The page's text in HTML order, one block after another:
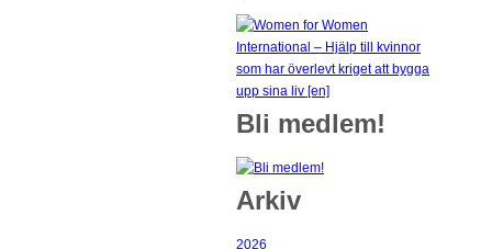
Bli medlem!
Arkiv
2026